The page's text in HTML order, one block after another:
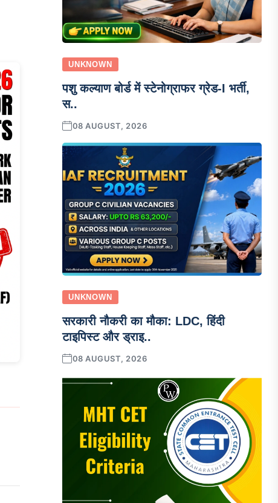
UNKNOWN
पशु कल्याण बोर्ड में स्टेनोग्राफर ग्रेड-I भर्ती,
स..
08 AUGUST, 2026
UNKNOWN
सरकारी नौकरी का मौका: LDC, हिंदी
टाइपिस्ट और ड्राइ..
08 AUGUST, 2026